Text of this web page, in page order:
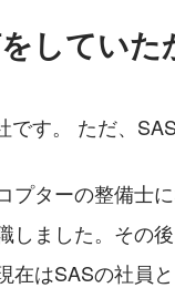
していた
す。 ただ、
プターの整備士
しました。その
在はSASの社員